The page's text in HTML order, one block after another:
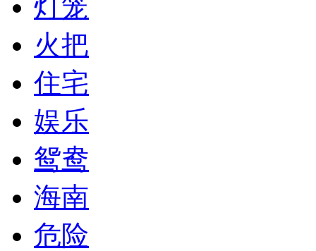
灯笼
火把
住宅
娱乐
鸳鸯
海南
危险